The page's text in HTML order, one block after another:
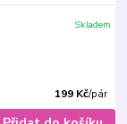
199 Kč/pár
Skladem